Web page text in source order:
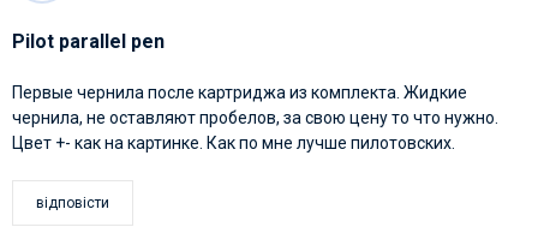
Pilot parallel pen
Первые чернила после картриджа из комплекта. Жидкие
чернила, не оставляют пробелов, за свою цену то что нужно.
Цвет +- как на картинке. Как по мне лучше пилотовских.
відповісти